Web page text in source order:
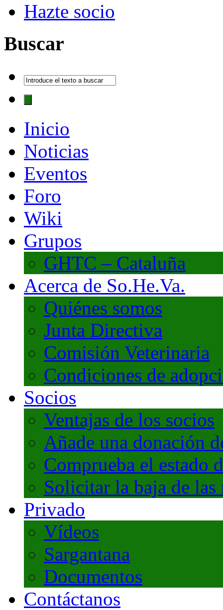
Hazte socio
Buscar
Inicio
Noticias
Eventos
Foro
Wiki
Grupos
GHTC – Cataluña
Acerca de So.He.Va.
Quiénes somos
Junta Directiva
Comisión Veterinaria
Condiciones de
Socios
Ventajas de los socios
Añade una donación
Comprueba el estado
Solicitar la baja de
Privado
Vídeos
Sargantana
Documentos
Contáctanos